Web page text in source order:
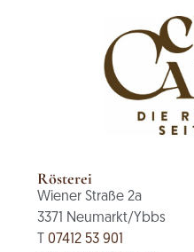
Rösterei
Wiener Straße 2a
3371 Neumarkt/Ybbs
T07412 53 901